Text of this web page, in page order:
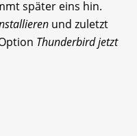
später eins hin.
und zuletzt
Thunderbird jetzt